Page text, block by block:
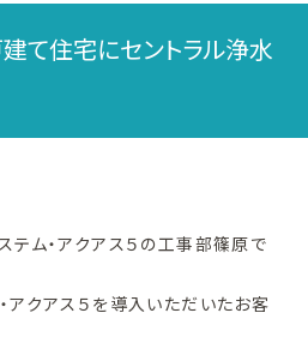
て住宅にセントラル浄水
テム・アクアス５の工事部篠原で
アクアス５を導入いただいたお客